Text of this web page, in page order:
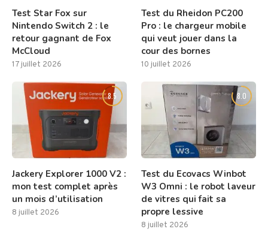
Test Star Fox sur
Nintendo Switch 2 : le
retour gagnant de Fox
McCloud
17 juillet 2026
Test du Rheidon PC200
Pro : le chargeur mobile
qui veut jouer dans la
cour des bornes
10 juillet 2026
8.5
Jackery Explorer 1000 V2 :
mon test complet après
un mois d’utilisation
8 juillet 2026
8.0
Test du Ecovacs Winbot
W3 Omni : le robot laveur
de vitres qui fait sa
propre lessive
8 juillet 2026